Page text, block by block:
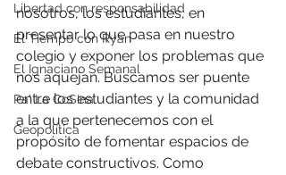
Libertad con responsabilidad
El Tiempo con Ryan
El Ignaciano Semanal
Pa' La CoSIna
Geopolítica
nosotros, los estudiantes, en
presentar lo que pasa en nuestro
colegio y exponer los problemas que
nos aquejan. Buscamos ser puente
entre los estudiantes y la comunidad
a la que pertenecemos con el
propósito de fomentar espacios de
debate constructivos. Como